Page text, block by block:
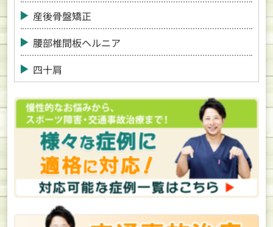
産後骨盤矯正
腰部椎間板ヘルニア
四十肩